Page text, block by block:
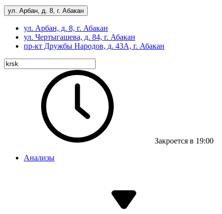
ул. Арбан, д. 8, г. Абакан
ул. Арбан, д. 8, г. Абакан
ул. Чертыгашева, д. 84, г. Абакан
пр-кт Дружбы Народов, д. 43А, г. Абакан
Закроется в 19:00
Анализы